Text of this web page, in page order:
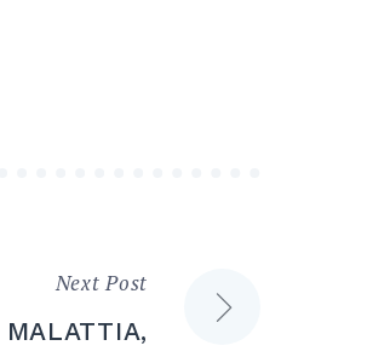
Next Post